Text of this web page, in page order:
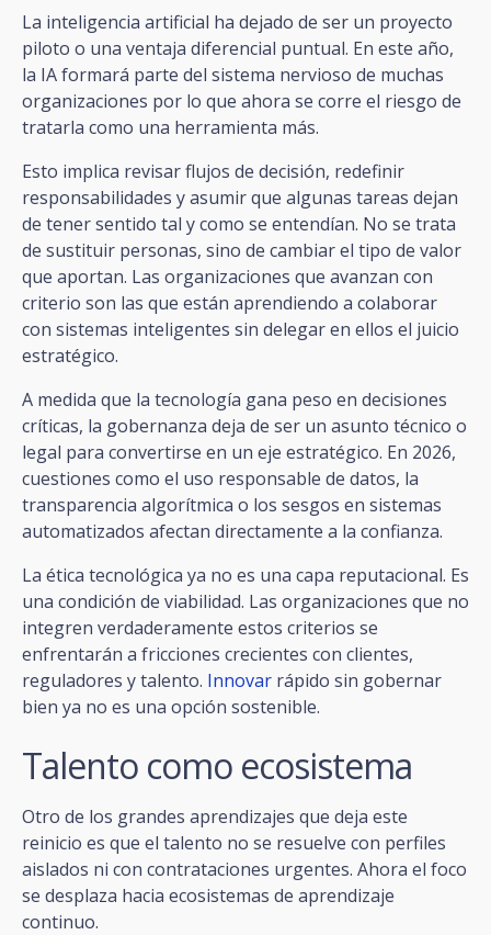
La inteligencia artificial ha dejado de ser un proyecto
piloto o una ventaja diferencial puntual. En este año,
la IA formará parte del sistema nervioso de muchas
organizaciones por lo que ahora se corre el riesgo de
tratarla como una herramienta más.
Esto implica revisar flujos de decisión, redefinir
responsabilidades y asumir que algunas tareas dejan
de tener sentido tal y como se entendían. No se trata
de sustituir personas, sino de cambiar el tipo de valor
que aportan. Las organizaciones que avanzan con
criterio son las que están aprendiendo a colaborar
con sistemas inteligentes sin delegar en ellos el juicio
estratégico.
A medida que la tecnología gana peso en decisiones
críticas, la gobernanza deja de ser un asunto técnico o
legal para convertirse en un eje estratégico. En 2026,
cuestiones como el uso responsable de datos, la
transparencia algorítmica o los sesgos en sistemas
automatizados afectan directamente a la confianza.
La ética tecnológica ya no es una capa reputacional. Es
una condición de viabilidad. Las organizaciones que no
integren verdaderamente estos criterios se
enfrentarán a fricciones crecientes con clientes,
reguladores y talento. Innovar rápido sin gobernar
bien ya no es una opción sostenible.
Talento como ecosistema
Otro de los grandes aprendizajes que deja este
reinicio es que el talento no se resuelve con perfiles
aislados ni con contrataciones urgentes. Ahora el foco
se desplaza hacia ecosistemas de aprendizaje
continuo.